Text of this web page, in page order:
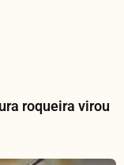
roqueira virou